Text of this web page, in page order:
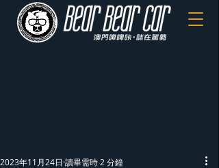
2023年11月24日 讀畢需時 2 分鐘